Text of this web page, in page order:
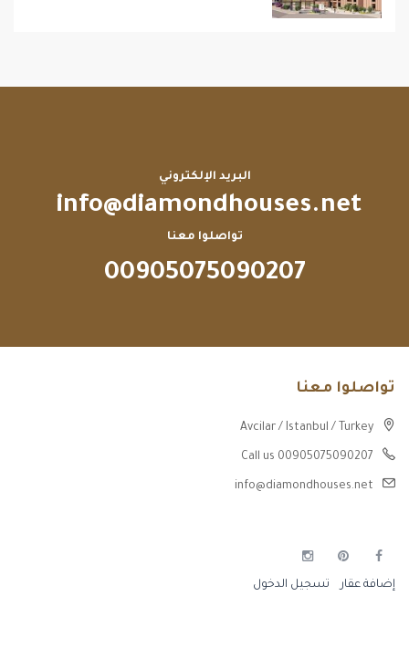
البريد الإلكتروني
info@diamondhouses.net
تواصلوا معنا
00905075090207
تواصلوا معنا
Avcilar / Istanbul / Turkey
Call us 00905075090207
info@diamondhouses.net
إضافة عقار تسجيل الدخول